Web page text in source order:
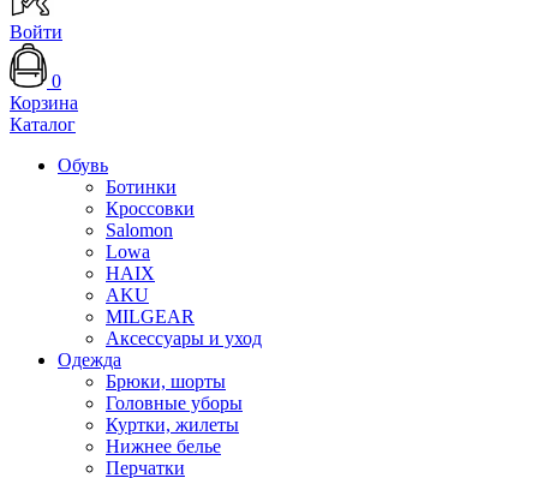
Войти
0
Корзина
Каталог
Обувь
Ботинки
Кроссовки
Salomon
Lowa
HAIX
AKU
MILGEAR
Аксессуары и уход
Одежда
Брюки, шорты
Головные уборы
Куртки, жилеты
Нижнее белье
Перчатки